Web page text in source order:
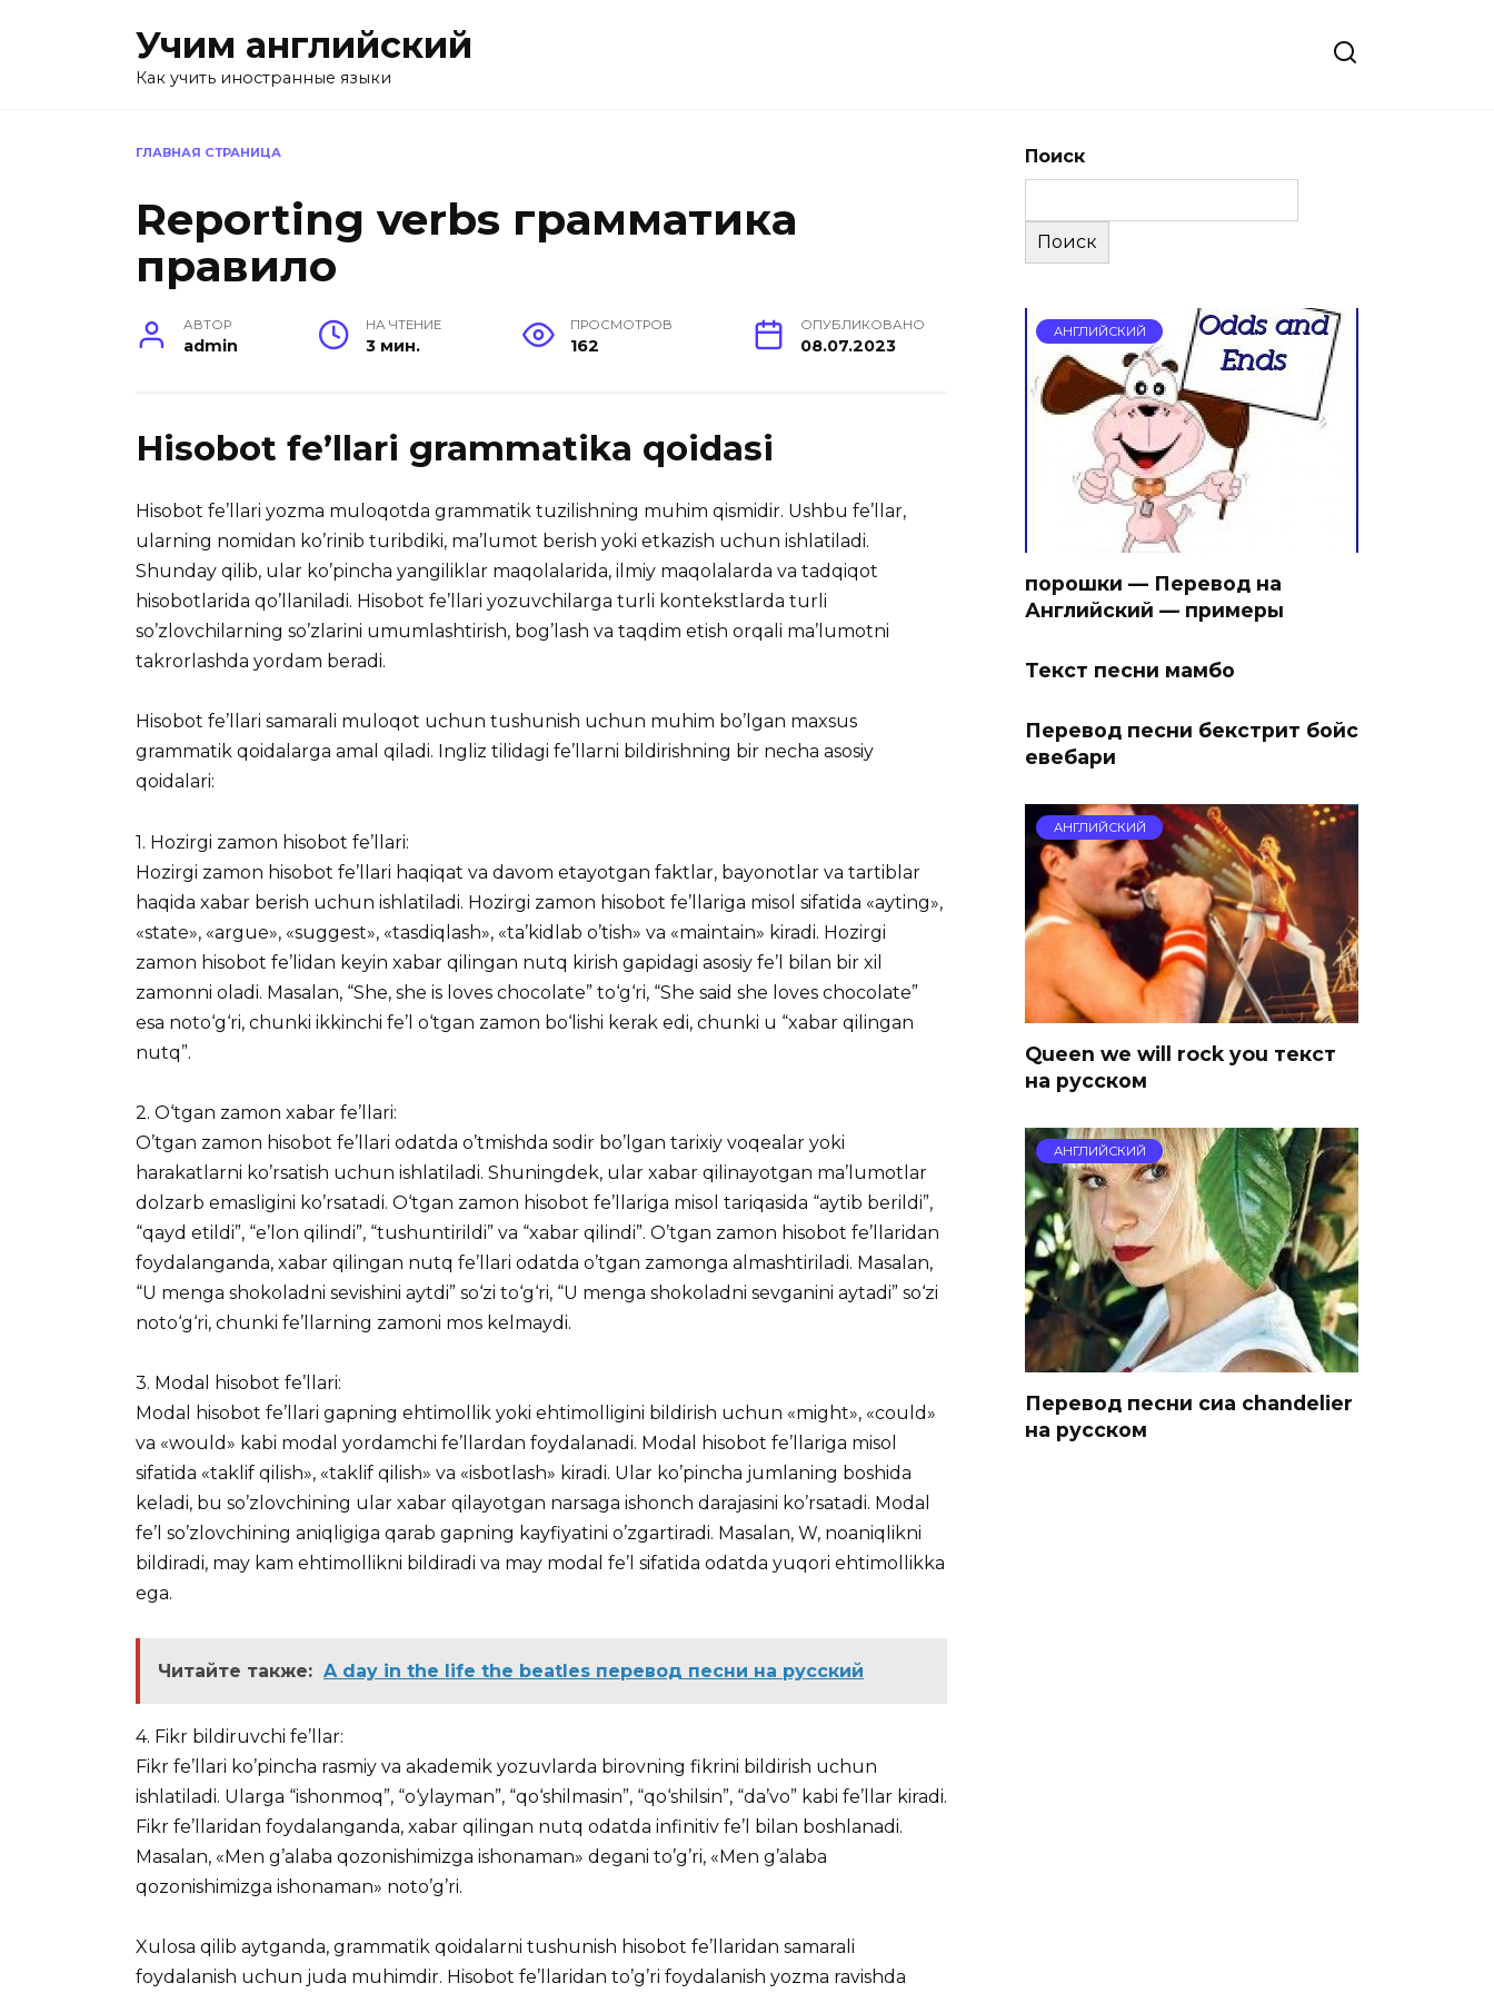
Учим английский
Как учить иностранные языки
ГЛАВНАЯ СТРАНИЦА
Reporting verbs грамматика
правило
АВТОР
admin
НА ЧТЕНИЕ
3 мин.
ПРОСМОТРОВ
162
ОПУБЛИКОВАНО
08.07.2023
Hisobot fe’llari grammatika qoidasi
Hisobot fe’llari yozma muloqotda grammatik tuzilishning muhim qismidir. Ushbu fe’llar,
ularning nomidan ko’rinib turibdiki, ma’lumot berish yoki etkazish uchun ishlatiladi.
Shunday qilib, ular ko’pincha yangiliklar maqolalarida, ilmiy maqolalarda va tadqiqot
hisobotlarida qo’llaniladi. Hisobot fe’llari yozuvchilarga turli kontekstlarda turli
so’zlovchilarning so’zlarini umumlashtirish, bog’lash va taqdim etish orqali ma’lumotni
takrorlashda yordam beradi.
Hisobot fe’llari samarali muloqot uchun tushunish uchun muhim bo’lgan maxsus
grammatik qoidalarga amal qiladi. Ingliz tilidagi fe’llarni bildirishning bir necha asosiy
qoidalari:
1. Hozirgi zamon hisobot fe’llari:
Hozirgi zamon hisobot fe’llari haqiqat va davom etayotgan faktlar, bayonotlar va tartiblar
haqida xabar berish uchun ishlatiladi. Hozirgi zamon hisobot fe’llariga misol sifatida «ayting»,
«state», «argue», «suggest», «tasdiqlash», «ta’kidlab o’tish» va «maintain» kiradi. Hozirgi
zamon hisobot fe’lidan keyin xabar qilingan nutq kirish gapidagi asosiy fe’l bilan bir xil
zamonni oladi. Masalan, “She, she is loves chocolate” to‘g‘ri, “She said she loves chocolate”
esa noto‘g‘ri, chunki ikkinchi fe’l o‘tgan zamon bo‘lishi kerak edi, chunki u “xabar qilingan
nutq”.
2. O‘tgan zamon xabar fe’llari:
O’tgan zamon hisobot fe’llari odatda o’tmishda sodir bo’lgan tarixiy voqealar yoki
harakatlarni ko’rsatish uchun ishlatiladi. Shuningdek, ular xabar qilinayotgan ma’lumotlar
dolzarb emasligini ko’rsatadi. O‘tgan zamon hisobot fe’llariga misol tariqasida “aytib berildi”,
“qayd etildi”, “e’lon qilindi”, “tushuntirildi” va “xabar qilindi”. O’tgan zamon hisobot fe’llaridan
foydalanganda, xabar qilingan nutq fe’llari odatda o’tgan zamonga almashtiriladi. Masalan,
“U menga shokoladni sevishini aytdi” so‘zi to‘g‘ri, “U menga shokoladni sevganini aytadi” so‘zi
noto‘g‘ri, chunki fe’llarning zamoni mos kelmaydi.
3. Modal hisobot fe’llari:
Modal hisobot fe’llari gapning ehtimollik yoki ehtimolligini bildirish uchun «might», «could»
va «would» kabi modal yordamchi fe’llardan foydalanadi. Modal hisobot fe’llariga misol
sifatida «taklif qilish», «taklif qilish» va «isbotlash» kiradi. Ular ko’pincha jumlaning boshida
keladi, bu so’zlovchining ular xabar qilayotgan narsaga ishonch darajasini ko’rsatadi. Modal
fe’l so’zlovchining aniqligiga qarab gapning kayfiyatini o’zgartiradi. Masalan, W, noaniqlikni
bildiradi, may kam ehtimollikni bildiradi va may modal fe’l sifatida odatda yuqori ehtimollikka
ega.
Читайте также: A day in the life the beatles перевод песни на русский
4. Fikr bildiruvchi fe’llar:
Fikr fe’llari ko’pincha rasmiy va akademik yozuvlarda birovning fikrini bildirish uchun
ishlatiladi. Ularga “ishonmoq”, “o‘ylayman”, “qo‘shilmasin”, “qo‘shilsin”, “da’vo” kabi fe’llar kiradi.
Fikr fe’llaridan foydalanganda, xabar qilingan nutq odatda infinitiv fe’l bilan boshlanadi.
Masalan, «Men g’alaba qozonishimizga ishonaman» degani to’g’ri, «Men g’alaba
qozonishimizga ishonaman» noto’g’ri.
Xulosa qilib aytganda, grammatik qoidalarni tushunish hisobot fe’llaridan samarali
foydalanish uchun juda muhimdir. Hisobot fe’llaridan to’g’ri foydalanish yozma ravishda
Поиск
Поиск
АНГЛИЙСКИЙ
порошки — Перевод на
Английский — примеры
Текст песни мамбо
Перевод песни бекстрит бойс
евебари
АНГЛИЙСКИЙ
Queen we will rock you текст
на русском
АНГЛИЙСКИЙ
Перевод песни сиа chandelier
на русском